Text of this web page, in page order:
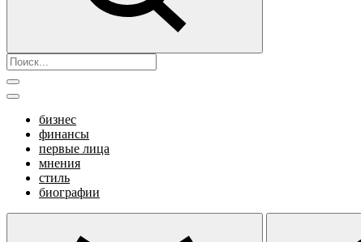
бизнес
финансы
первые лица
мнения
стиль
биографии